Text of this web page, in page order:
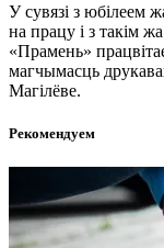
У сувязі з юбілеем
на працу і з такім
«Прамень»
магчымасць
Магілёве.
Рекомендуем